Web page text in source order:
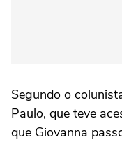
Segundo o
Paulo, que teve
que Giovanna